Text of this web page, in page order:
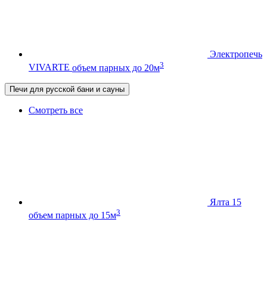
Электропечь
VIVARTE объем парных до 20м3
Печи для русской бани и сауны
Смотреть все
Ялта 15
объем парных до 15м3